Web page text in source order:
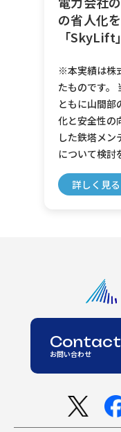
の省人化
「SkyLift
※本実績は株
たものです。
ともに山間部
化と安全性の
した鉄塔メン
について検
詳しく見る
Contact
お問い合わせ